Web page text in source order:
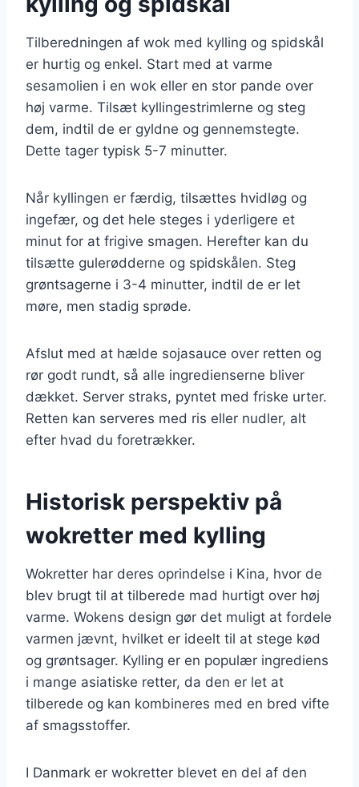
Tilberedningen af wok med kylling og spidskål
er hurtig og enkel. Start med at varme
sesamolien i en wok eller en stor pande over
høj varme. Tilsæt kyllingestrimlerne og steg
dem, indtil de er gyldne og gennemstegte.
Dette tager typisk 5-7 minutter.
Når kyllingen er færdig, tilsættes hvidløg og
ingefær, og det hele steges i yderligere et
minut for at frigive smagen. Herefter kan du
tilsætte gulerødderne og spidskålen. Steg
grøntsagerne i 3-4 minutter, indtil de er let
møre, men stadig sprøde.
Afslut med at hælde sojasauce over retten og
rør godt rundt, så alle ingredienserne bliver
dækket. Server straks, pyntet med friske urter.
Retten kan serveres med ris eller nudler, alt
efter hvad du foretrækker.
Historisk perspektiv på
wokretter med kylling
Wokretter har deres oprindelse i Kina, hvor de
blev brugt til at tilberede mad hurtigt over høj
varme. Wokens design gør det muligt at fordele
varmen jævnt, hvilket er ideelt til at stege kød
og grøntsager. Kylling er en populær ingrediens
i mange asiatiske retter, da den er let at
tilberede og kan kombineres med en bred vifte
af smagsstoffer.
I Danmark er wokretter blevet en del af den